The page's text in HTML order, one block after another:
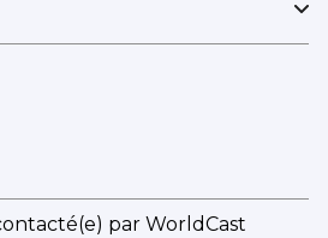
par WorldCast